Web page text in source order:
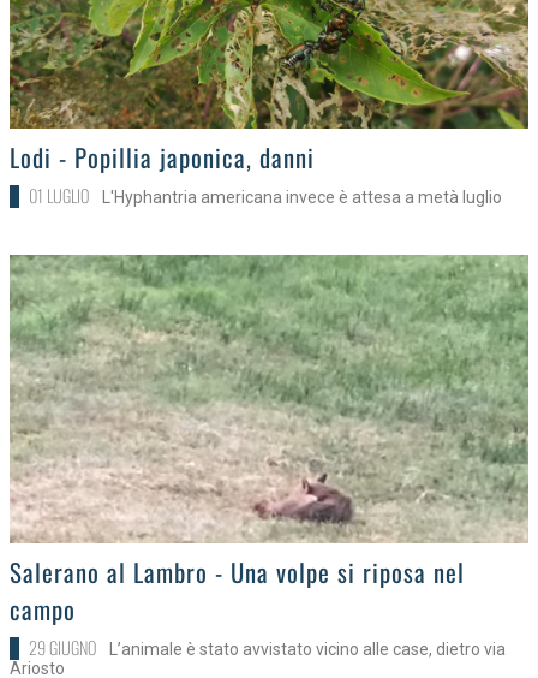
>Lodi - Popillia japonica, danni
01 LUGLIO L'Hyphantria americana invece è attesa a metà luglio
>
Salerano al Lambro - Una volpe si riposa nel
campo
29 GIUGNO
L’animale è stato avvistato vicino alle case, dietro via
Ariosto